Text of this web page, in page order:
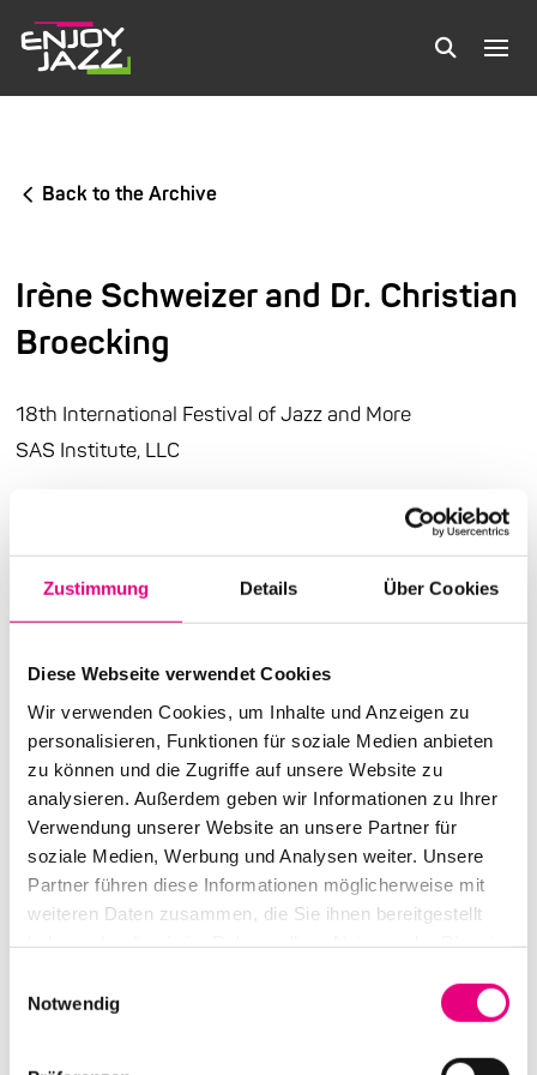
Zustimmung Details Über Cookies
Diese Webseite verwendet Cookies
Wir verwenden Cookies, um Inhalte und Anzeigen zu
personalisieren, Funktionen für soziale Medien anbieten
zu können und die Zugriffe auf unsere Website zu
analysieren. Außerdem geben wir Informationen zu Ihrer
Verwendung unserer Website an unsere Partner für
soziale Medien, Werbung und Analysen weiter. Unsere
Partner führen diese Informationen möglicherweise mit
weiteren Daten zusammen, die Sie ihnen bereitgestellt
Notwendig
Back to the Archive
Irène Schweizer and Dr. Christian
Broecking
18th International Festival of Jazz and More
SAS Institute, LLC
Start:October9, 2016 – 11:00 a.m.
Doors open:
Cast:
Irène Schweizer: p | Dr. Christian Broecking
Julia Neupert
Box office:Freeadmission**
Nationality: Switzerland, Germany
SAS Institute GmbH:162Inder Neckarhelle (Im
Haarlass), Heidelberg
Event Series: Matinees